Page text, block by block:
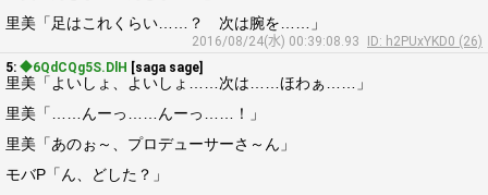
里美「足はこれくらい……？ 次は腕を……」
2016/08/24(水) 00:39:08.93
ID: h2PUxYKD0 (26)
5: ◆6QdCQg5S.DlH [saga sage]
里美「よいしょ、よいしょ……次は……ほわぁ……」
里美「……んーっ……んーっ……！」
里美「あのぉ～、プロデューサーさ～ん」
モバP「ん、どした？」